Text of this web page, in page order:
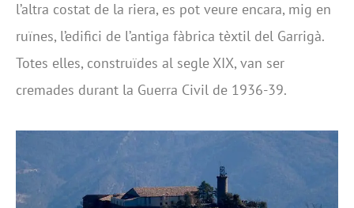
l’altra costat de la riera, es pot veure encara, mig en
ruïnes, l’edifici de l’antiga fàbrica tèxtil del Garrigà.
Totes elles, construïdes al segle XIX, van ser
cremades durant la Guerra Civil de 1936-39.